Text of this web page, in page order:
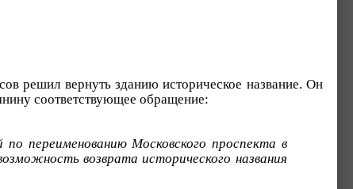
решил вернуть зданию историческое название. Он
соответствующее обращение:
переименованию Московского проспекта в
возврата исторического названия